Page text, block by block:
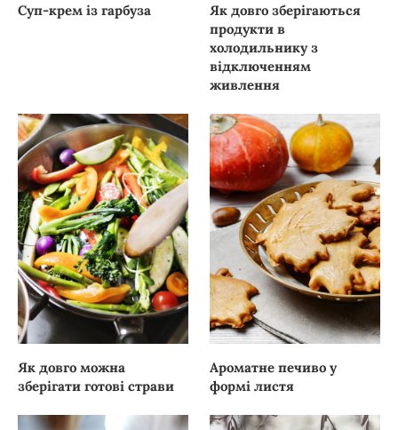
Суп-крем із гарбуза
Як довго зберігаються
продукти в
холодильнику з
відключенням
живлення
Як довго можна
зберігати готові страви
Ароматне печиво у
формі листя